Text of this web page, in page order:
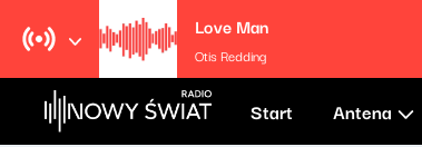
Love Man
Otis Redding
Start Antena